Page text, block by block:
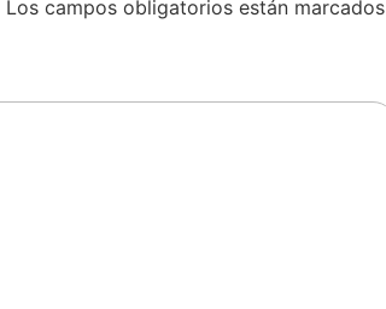
Los campos obligatorios están marcados